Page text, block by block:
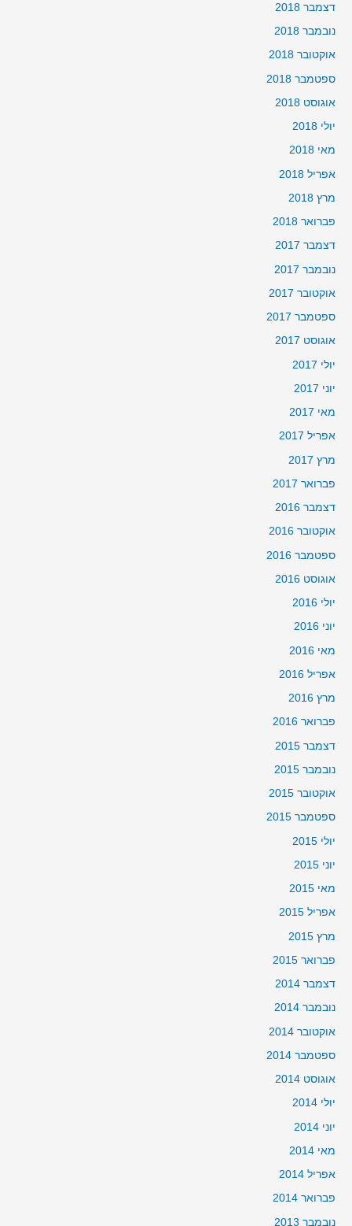
דצמבר 2018
נובמבר 2018
אוקטובר 2018
ספטמבר 2018
אוגוסט 2018
יולי 2018
מאי 2018
אפריל 2018
מרץ 2018
פברואר 2018
דצמבר 2017
נובמבר 2017
אוקטובר 2017
ספטמבר 2017
אוגוסט 2017
יולי 2017
יוני 2017
מאי 2017
אפריל 2017
מרץ 2017
פברואר 2017
דצמבר 2016
אוקטובר 2016
ספטמבר 2016
אוגוסט 2016
יולי 2016
יוני 2016
מאי 2016
אפריל 2016
מרץ 2016
פברואר 2016
דצמבר 2015
נובמבר 2015
אוקטובר 2015
ספטמבר 2015
יולי 2015
יוני 2015
מאי 2015
אפריל 2015
מרץ 2015
פברואר 2015
דצמבר 2014
נובמבר 2014
אוקטובר 2014
ספטמבר 2014
אוגוסט 2014
יולי 2014
יוני 2014
מאי 2014
אפריל 2014
פברואר 2014
נובמבר 2013